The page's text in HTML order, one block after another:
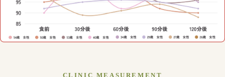
CLINIC MEASUREMENT